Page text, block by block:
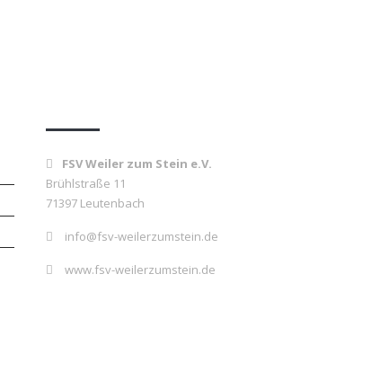
FSV Weiler zum Stein e.V.
Brühlstraße 11
71397 Leutenbach
info@fsv-weilerzumstein.de
www.fsv-weilerzumstein.de